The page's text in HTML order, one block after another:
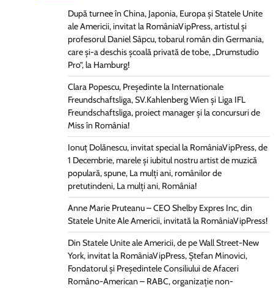
După turnee în China, Japonia, Europa și Statele Unite
ale Americii, invitat la RomâniaVipPress, artistul și
profesorul Daniel Sâpcu, tobarul român din Germania,
care și-a deschis școală privată de tobe, „Drumstudio
Pro”, la Hamburg!
Clara Popescu, Președinte la Internationale
Freundschaftsliga, SV.Kahlenberg Wien şi Liga IFL
Freundschaftsliga, proiect manager și la concursuri de
Miss în România!
Ionuț Dolănescu, invitat special la RomâniaVipPress, de
1 Decembrie, marele și iubitul nostru artist de muzică
populară, spune, La mulți ani, românilor de
pretutindeni, La mulți ani, România!
Anne Marie Pruteanu – CEO Shelby Expres Inc, din
Statele Unite Ale Americii, invitată la RomâniaVipPress!
Din Statele Unite ale Americii, de pe Wall Street-New
York, invitat la RomâniaVipPress, Ștefan Minovici,
Fondatorul și Președintele Consiliului de Afaceri
Româno-American – RABC, organizație non-